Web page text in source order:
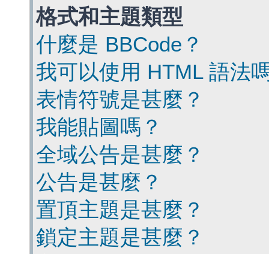
格式和主題類型
什麼是 BBCode？
我可以使用 HTML 語法
表情符號是甚麼？
我能貼圖嗎？
全域公告是甚麼？
公告是甚麼？
置頂主題是甚麼？
鎖定主題是甚麼？